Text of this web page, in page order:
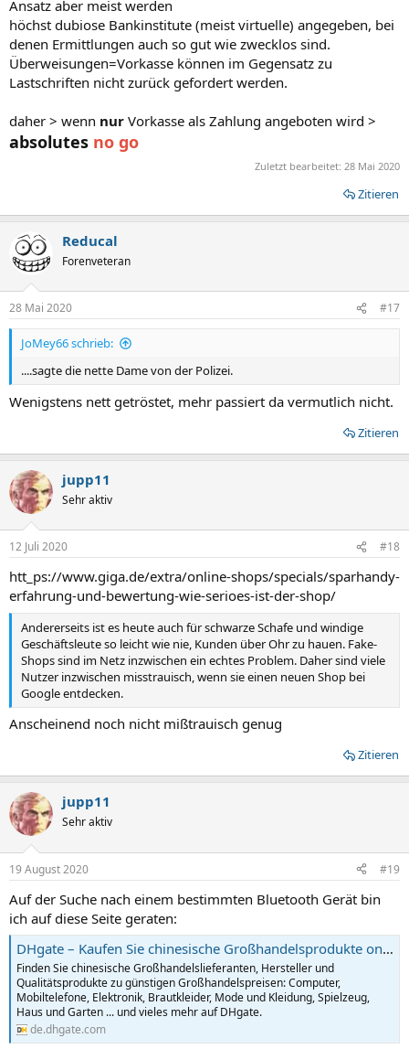
Ansatz aber meist werden
höchst dubiose Bankinstitute (meist virtuelle) angegeben, bei
denen Ermittlungen auch so gut wie zwecklos sind.
Überweisungen=Vorkasse können im Gegensatz zu
Lastschriften nicht zurück gefordert werden.
daher > wenn nur Vorkasse als Zahlung angeboten wird >
absolutes no go
Zuletzt bearbeitet: 28 Mai 2020
Zitieren
Reducal
Forenveteran
28 Mai 2020 #17
JoMey66 schrieb:
....sagte die nette Dame von der Polizei.
Wenigstens nett getröstet, mehr passiert da vermutlich nicht.
Zitieren
jupp11
Sehr aktiv
12 Juli 2020 #18
htt_ps://www.giga.de/extra/online-shops/specials/sparhandy-
erfahrung-und-bewertung-wie-serioes-ist-der-shop/
Andererseits ist es heute auch für schwarze Schafe und windige
Geschäftsleute so leicht wie nie, Kunden über Ohr zu hauen. Fake-
Shops sind im Netz inzwischen ein echtes Problem. Daher sind viele
Nutzer inzwischen misstrauisch, wenn sie einen neuen Shop bei
Google entdecken.
Anscheinend noch nicht mißtrauisch genug
Zitieren
jupp11
Sehr aktiv
19 August 2020 #19
Auf der Suche nach einem bestimmten Bluetooth Gerät bin
ich auf diese Seite geraten:
DHgate – Kaufen Sie chinesische Großhandelsprodukte online bei chinesischen Lieferanten.
Finden Sie chinesische Großhandelslieferanten, Hersteller und
Qualitätsprodukte zu günstigen Großhandelspreisen: Computer,
Mobiltelefone, Elektronik, Brautkleider, Mode und Kleidung, Spielzeug,
Haus und Garten ... und vieles mehr auf DHgate.
de.dhgate.com